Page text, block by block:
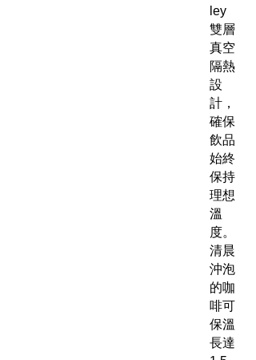
ley
雙層
真空
隔熱
設
計，
確保
飲品
始終
保持
理想
溫
度。
清晨
沖泡
的咖
啡可
保溫
長達